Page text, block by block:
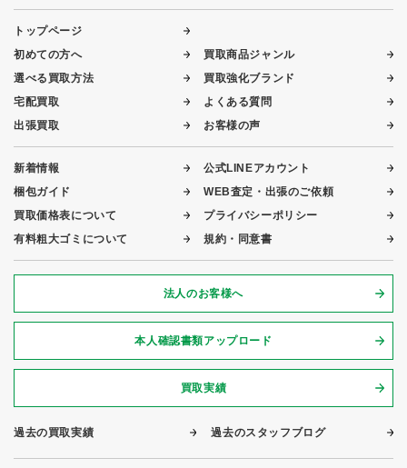
トップページ
初めての方へ
選べる買取方法
宅配買取
出張買取
買取商品ジャンル
買取強化ブランド
よくある質問
お客様の声
新着情報
梱包ガイド
買取価格表について
有料粗大ゴミについて
公式LINEアカウント
WEB査定・出張のご依頼
プライバシーポリシー
規約・同意書
法人のお客様へ
本人確認書類アップロード
買取実績
過去の買取実績 過去のスタッフブログ